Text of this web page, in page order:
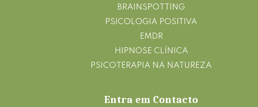
BRAINSPOTTING
PSICOLOGIA POSITIVA
EMDR
HIPNOSE CLÍNICA
PSICOTERAPIA NA NATUREZA
Entra em Contacto